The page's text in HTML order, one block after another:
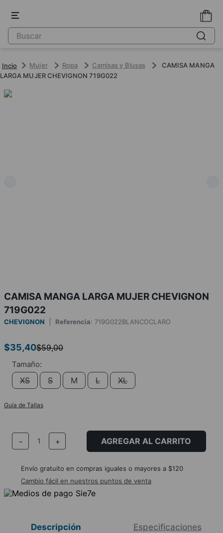
Mujer Ropa Camisas y Blusas
CAMISA MANGA
LARGA MUJER CHEVIGNON 719G022
CAMISA MANGA LARGA MUJER CHEVIGNON
719G022
CHEVIGNON Referencia: 719G022BLANCOCLARO
$35,40$59,00
XS S M L XL
Guía de Tallas
＋
－ AGREGAR AL CARRITO
Envío gratuito en compras iguales o mayores a $120
Cambio fácil en nuestros puntos de venta
Descripción Especificaciones